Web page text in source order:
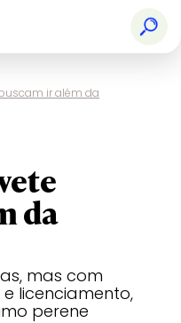
ir além da
da
mas com
licenciamento,
perene